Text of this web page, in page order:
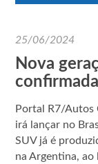
25/06/2024
Nova
Portal R7/Autos
irá lançar no
SUV já é
na Argentina,